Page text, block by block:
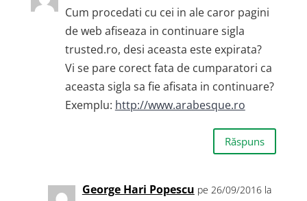
Cum procedati cu cei in ale caror pagini
de web afiseaza in continuare sigla
trusted.ro, desi aceasta este expirata?
Vi se pare corect fata de cumparatori ca
aceasta sigla sa fie afisata in continuare?
Exemplu: http://www.arabesque.ro
Răspuns
George Hari Popescu pe 26/09/2016 la